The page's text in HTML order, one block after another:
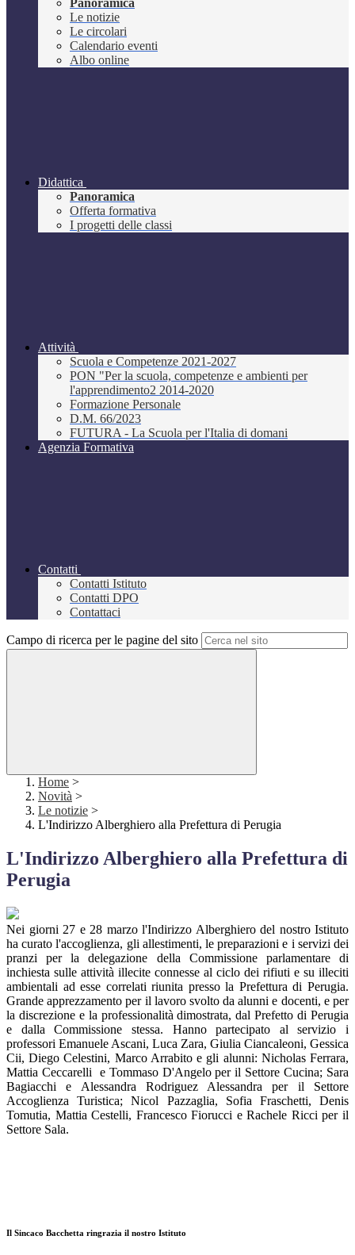
Panoramica
Le notizie
Le circolari
Calendario eventi
Albo online
Didattica
Panoramica
Offerta formativa
I progetti delle classi
Attività
Scuola e Competenze 2021-2027
PON "Per la scuola, competenze e ambienti per
l'apprendimento2 2014-2020
Formazione Personale
D.M. 66/2023
FUTURA - La Scuola per l'Italia di domani
Agenzia Formativa
Contatti
Contatti Istituto
Contatti DPO
Contattaci
Campo di ricerca per le pagine del sito
Home >
Novità >
Le notizie >
L'Indirizzo Alberghiero alla Prefettura di Perugia
L'Indirizzo Alberghiero alla Prefettura di
Perugia
Nei giorni 27 e 28 marzo l'Indirizzo Alberghiero del nostro Istituto
ha curato l'accoglienza, gli allestimenti, le preparazioni e i servizi dei
pranzi per la delegazione della Commissione parlamentare di
inchiesta sulle attività illecite connesse al ciclo dei rifiuti e su illeciti
ambientali ad esse correlati riunita presso la Prefettura di Perugia.
Grande apprezzamento per il lavoro svolto da alunni e docenti, e per
la discrezione e la professionalità dimostrata, dal Prefetto di Perugia
e dalla Commissione stessa. Hanno partecipato al servizio i
professori Emanuele Ascani, Luca Zara, Giulia Ciancaleoni, Gessica
Cii, Diego Celestini, Marco Arrabito e gli alunni: Nicholas Ferrara,
Mattia Ceccarelli e Tommaso D'Angelo per il Settore Cucina; Sara
Bagiacchi e Alessandra Rodriguez Alessandra per il Settore
Accoglienza Turistica; Nicol Pazzaglia, Sofia Fraschetti, Denis
Tomutia, Mattia Cestelli, Francesco Fiorucci e Rachele Ricci per il
Settore Sala.
Il Sincaco Bacchetta ringrazia il nostro Istituto